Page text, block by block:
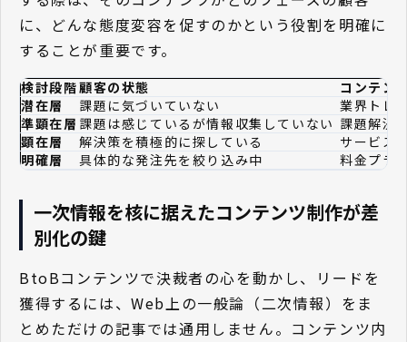
に、どんな態度変容を促すのかという役割を明確に
することが重要です。
検討段階顧客の状態
コンテン
潜在層
課題に気づいていない
業界トレ
準顕在層 課題は感じているが情報収集していない 課題解決
顕在層
解決策を積極的に探している
サービス
明確層
具体的な発注先を絞り込み中 料金プラ
一次情報を核に据えたコンテンツ制作が差
別化の鍵
BtoBコンテンツで決裁者の心を動かし、リードを
獲得するには、Web上の一般論（二次情報）をま
とめただけの記事では通用しません。コンテンツ内